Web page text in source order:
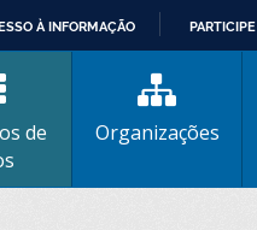
À INFORMAÇÃO PARTICIPE
de
Organizações